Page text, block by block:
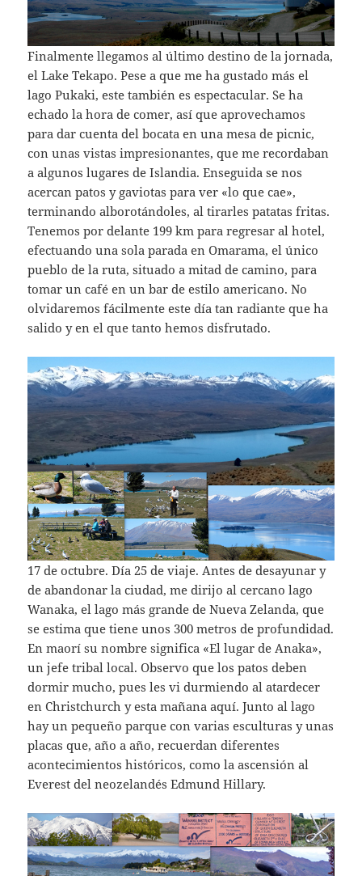
Finalmente llegamos al último destino de la jornada,
el Lake Tekapo. Pese a que me ha gustado más el
lago Pukaki, este también es espectacular. Se ha
echado la hora de comer, así que aprovechamos
para dar cuenta del bocata en una mesa de picnic,
con unas vistas impresionantes, que me recordaban
a algunos lugares de Islandia. Enseguida se nos
acercan patos y gaviotas para ver «lo que cae»,
terminando alborotándoles, al tirarles patatas fritas.
Tenemos por delante 199 km para regresar al hotel,
efectuando una sola parada en Omarama, el único
pueblo de la ruta, situado a mitad de camino, para
tomar un café en un bar de estilo americano. No
olvidaremos fácilmente este día tan radiante que ha
salido y en el que tanto hemos disfrutado.
17 de octubre. Día 25 de viaje. Antes de desayunar y
de abandonar la ciudad, me dirijo al cercano lago
Wanaka, el lago más grande de Nueva Zelanda, que
se estima que tiene unos 300 metros de profundidad.
En maorí su nombre significa «El lugar de Anaka»,
un jefe tribal local. Observo que los patos deben
dormir mucho, pues les vi durmiendo al atardecer
en Christchurch y esta mañana aquí. Junto al lago
hay un pequeño parque con varias esculturas y unas
placas que, año a año, recuerdan diferentes
acontecimientos históricos, como la ascensión al
Everest del neozelandés Edmund Hillary.